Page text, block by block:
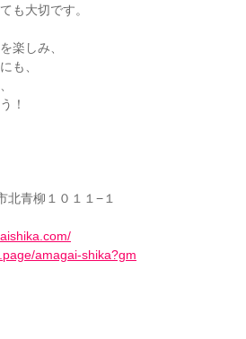
も大切です。
楽しみ、
も、
！
北青柳１０１１−１
amagai-shika?gm